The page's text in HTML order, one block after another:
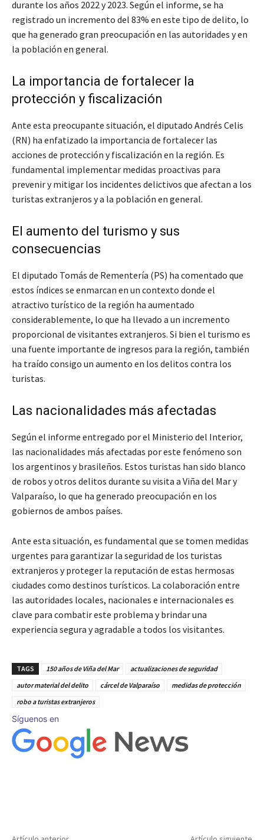
durante los años 2022 y 2023. Según el informe, se ha
registrado un incremento del 83% en este tipo de delito, lo
que ha generado gran preocupación en las autoridades y en
la población en general.
La importancia de fortalecer la
protección y fiscalización
Ante esta preocupante situación, el diputado Andrés Celis
(RN) ha enfatizado la importancia de fortalecer las
acciones de protección y fiscalización en la región. Es
fundamental implementar medidas proactivas para
prevenir y mitigar los incidentes delictivos que afectan a los
turistas extranjeros y a la población en general.
El aumento del turismo y sus
consecuencias
El diputado Tomás de Rementería (PS) ha comentado que
estos índices se enmarcan en un contexto donde el
atractivo turístico de la región ha aumentado
considerablemente, lo que ha llevado a un incremento
proporcional de visitantes extranjeros. Si bien el turismo es
una fuente importante de ingresos para la región, también
ha traído consigo un aumento en los delitos contra los
turistas.
Las nacionalidades más afectadas
Según el informe entregado por el Ministerio del Interior,
las nacionalidades más afectadas por este fenómeno son
los argentinos y brasileños. Estos turistas han sido blanco
de robos y otros delitos durante su visita a Viña del Mar y
Valparaíso, lo que ha generado preocupación en los
gobiernos de ambos países.
Ante esta situación, es fundamental que se tomen medidas
urgentes para garantizar la seguridad de los turistas
extranjeros y proteger la reputación de estas hermosas
ciudades como destinos turísticos. La colaboración entre
las autoridades locales, nacionales e internacionales es
clave para combatir este problema y brindar una
experiencia segura y agradable a todos los visitantes.
TAGS 150 años de Viña del Mar
actualizaciones de seguridad
autor material del delito
cárcel de Valparaíso
medidas de protección
robo a turistas extranjeros
Síguenos en